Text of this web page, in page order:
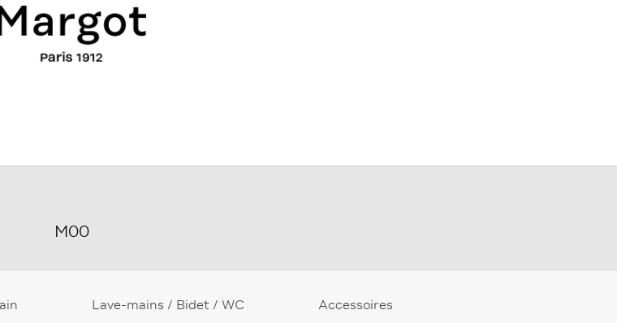
M00
Lave-mains / Bidet / WC Accessoires